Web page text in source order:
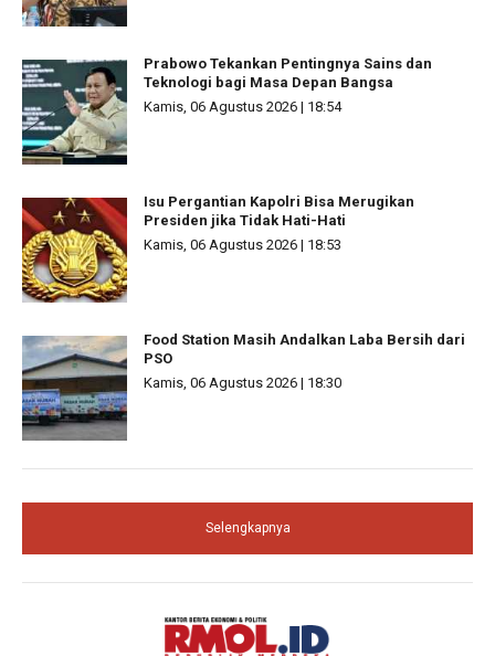
Prabowo Tekankan Pentingnya Sains dan
Teknologi bagi Masa Depan Bangsa
Kamis, 06 Agustus 2026 | 18:54
Isu Pergantian Kapolri Bisa Merugikan
Presiden jika Tidak Hati-Hati
Kamis, 06 Agustus 2026 | 18:53
Food Station Masih Andalkan Laba Bersih dari
PSO
Kamis, 06 Agustus 2026 | 18:30
Selengkapnya